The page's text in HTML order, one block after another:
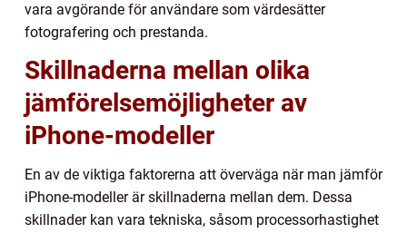
vara avgörande för användare som värdesätter
fotografering och prestanda.
Skillnaderna mellan olika
jämförelsemöjligheter av
iPhone-modeller
En av de viktiga faktorerna att överväga när man jämför
iPhone-modeller är skillnaderna mellan dem. Dessa
skillnader kan vara tekniska, såsom processorhastighet